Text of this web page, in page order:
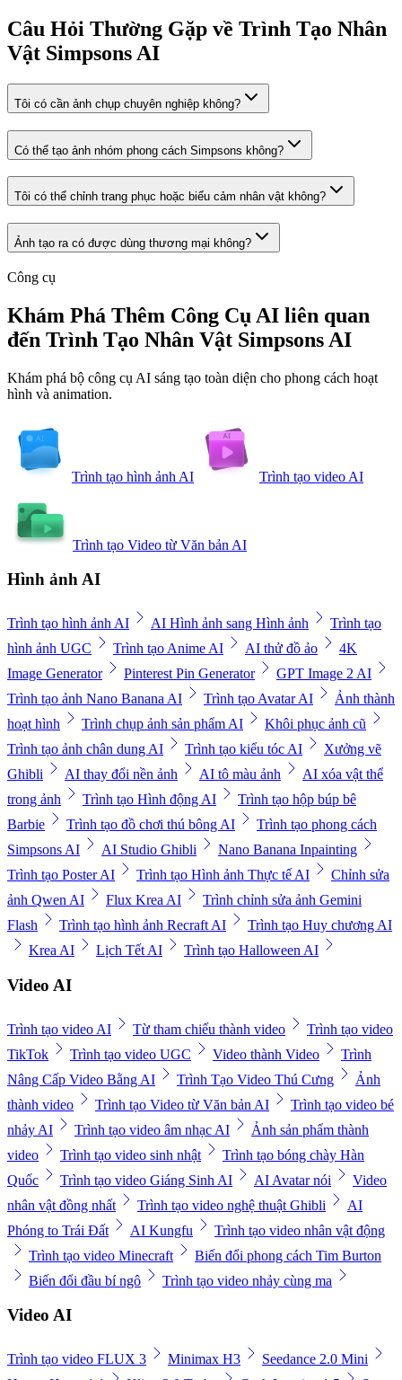
Câu Hỏi Thường Gặp về Trình Tạo Nhân
Vật Simpsons AI
Tôi có cần ảnh chụp chuyên nghiệp không?
Có thể tạo ảnh nhóm phong cách Simpsons không?
Tôi có thể chỉnh trang phục hoặc biểu cảm nhân vật không?
Ảnh tạo ra có được dùng thương mại không?
Công cụ
Khám Phá Thêm Công Cụ AI liên quan
đến Trình Tạo Nhân Vật Simpsons AI
Khám phá bộ công cụ AI sáng tạo toàn diện cho phong cách hoạt
hình và animation.
Trình tạo hình ảnh AI Trình tạo video AI
Trình tạo Video từ Văn bản AI
Hình ảnh AI
Trình tạo hình ảnh AI AI Hình ảnh sang Hình ảnh
Trình tạo
hình ảnh UGC
Trình tạo Anime AI AI thử đồ ảo
4K
Image Generator
Pinterest Pin Generator
GPT Image 2 AI
Trình tạo ảnh Nano Banana AI
Trình tạo Avatar AI
Ảnh thành
hoạt hình
Trình chụp ảnh sản phẩm AI
Khôi phục ảnh cũ
Trình tạo ảnh chân dung AI
Trình tạo kiểu tóc AI
Xưởng vẽ
Ghibli
AI thay đổi nền ảnh AI tô màu ảnh
AI xóa vật thể
trong ảnh
Trình tạo Hình động AI
Trình tạo hộp búp bê
Barbie
Trình tạo đồ chơi thú bông AI
Trình tạo phong cách
Simpsons AI
AI Studio Ghibli
Nano Banana Inpainting
Trình tạo Poster AI
Trình tạo Hình ảnh Thực tế AI
Chỉnh sửa
ảnh Qwen AI
Flux Krea AI
Trình chỉnh sửa ảnh Gemini
Flash
Trình tạo hình ảnh Recraft AI
Trình tạo Huy chương AI
Krea AI
Lịch Tết AI Trình tạo Halloween AI
Video AI
Trình tạo video AI Từ tham chiếu thành video
Trình tạo video
TikTok
Trình tạo video UGC Video thành Video
Trình
Nâng Cấp Video Bằng AI
Trình Tạo Video Thú Cưng
Ảnh
thành video
Trình tạo Video từ Văn bản AI
Trình tạo video bé
nhảy AI
Trình tạo video âm nhạc AI
Ảnh sản phẩm thành
video
Trình tạo video sinh nhật
Trình tạo bóng chày Hàn
Quốc
Trình tạo video Giáng Sinh AI AI Avatar nói
Video
nhân vật đồng nhất
Trình tạo video nghệ thuật Ghibli
AI
Phóng to Trái Đất
AI Kungfu
Trình tạo video nhân vật động
Trình tạo video Minecraft
Biến đổi phong cách Tim Burton
Biến đổi đầu bí ngô
Trình tạo video nhảy cùng ma
Video AI
Trình tạo video FLUX 3 Minimax H3
Seedance 2.0 Mini